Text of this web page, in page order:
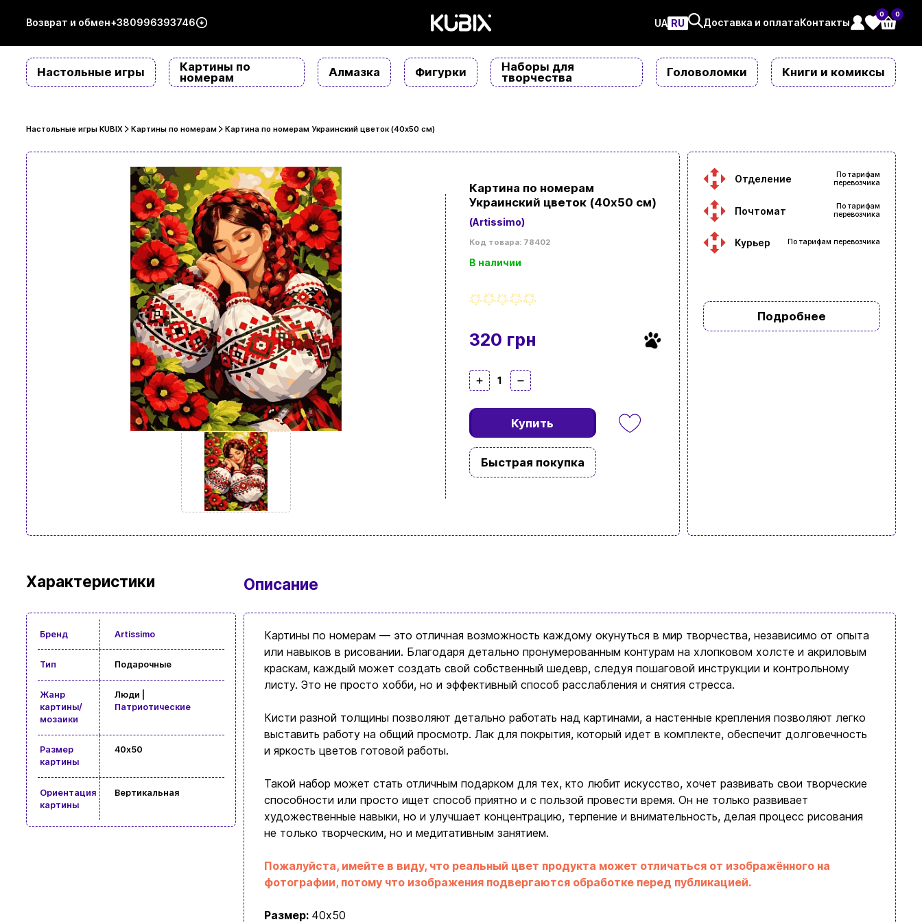
Возврат и обмен+380996393746 UAㅤ RU Доставка и оплатаКонтакты
0 0
Настольные игры
Картины по
номерам
Алмазка Фигурки
Наборы для
творчества
Головоломки Книги и комиксы
Настольные игры KUBIX Картины по номерам Картина по номерам Украинский цветок (40х50 см)
Картина по номерам
Украинский цветок (40х50 см)
(Artissimo)
Код товара: 78402
В наличии
320 грн
1
Купить
Быстрая покупка
Отделение
По тарифам
перевозчика
Почтомат
По тарифам
перевозчика
Курьер По тарифам перевозчика
Подробнее
Характеристики
Бренд Artissimo
Тип Подарочные
Жанр
картины/
мозаики
Люди |
Патриотические
Размер
картины
40x50
Ориентация
картины
Вертикальная
Описание
Картины по номерам — это отличная возможность каждому окунуться в мир творчества, независимо от опыта
или навыков в рисовании. Благодаря детально пронумерованным контурам на хлопковом холсте и акриловым
краскам, каждый может создать свой собственный шедевр, следуя пошаговой инструкции и контрольному
листу. Это не просто хобби, но и эффективный способ расслабления и снятия стресса.
Кисти разной толщины позволяют детально работать над картинами, а настенные крепления позволяют легко
выставить работу на общий просмотр. Лак для покрытия, который идет в комплекте, обеспечит долговечность
и яркость цветов готовой работы.
Такой набор может стать отличным подарком для тех, кто любит искусство, хочет развивать свои творческие
способности или просто ищет способ приятно и с пользой провести время. Он не только развивает
художественные навыки, но и улучшает концентрацию, терпение и внимательность, делая процесс рисования
не только творческим, но и медитативным занятием.
Пожалуйста, имейте в виду, что реальный цвет продукта может отличаться от изображённого на
фотографии, потому что изображения подвергаются обработке перед публикацией.
Размер: 40х50